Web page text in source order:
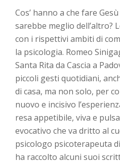
Cos’ hanno a che fare
sarebbe meglio dell’altro?
con i rispettivi ambiti di
la psicologia. Romeo
Santa Rita da Cascia a
piccoli gesti quotidiani,
di casa, ma non solo, per
nuovo e incisivo
resa appetibile, viva e
evocativo che va dritto al
psicologo psicoterapeuta
ha raccolto alcuni suoi